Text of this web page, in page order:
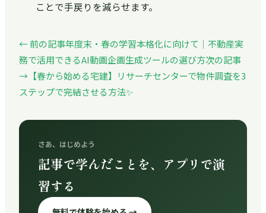
ことで手戻りを減らせます。
← 前の記事年度末・春の学習本格化に向けて｜不動産実
務で活用できるAI動画企画生成ツールの選び方次の記事
→ 【春から始める宅建】リサーチセンターで物件調査を3
ステップで完結させる方法✨
さあ、はじめよう
記事で学んだことを、アプリで演
習する